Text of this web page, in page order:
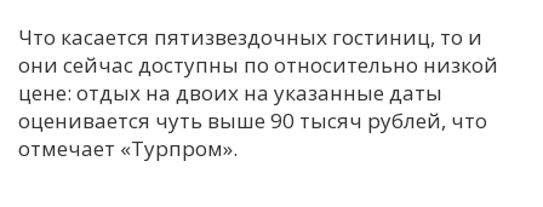
Что касается пятизвездочных гостиниц, то и
они сейчас доступны по относительно низкой
цене: отдых на двоих на указанные даты
оценивается чуть выше 90 тысяч рублей, что
отмечает «Турпром».